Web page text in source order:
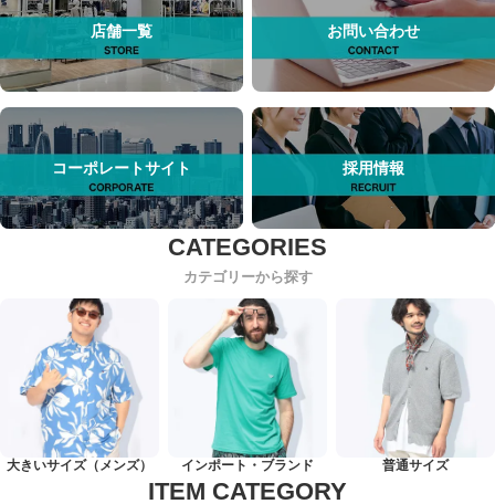
店舗一覧 お問い合わせ
コーポレートサイト 採用情報
カテゴリーから探す
大きいサイズ（メンズ） インポート・ブランド 普通サイズ